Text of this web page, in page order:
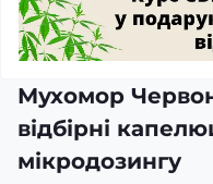
Мухомор
відбірні
мікродозингу